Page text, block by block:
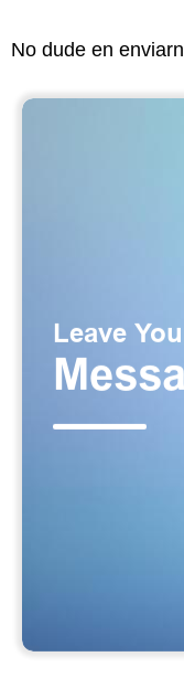
No dude en